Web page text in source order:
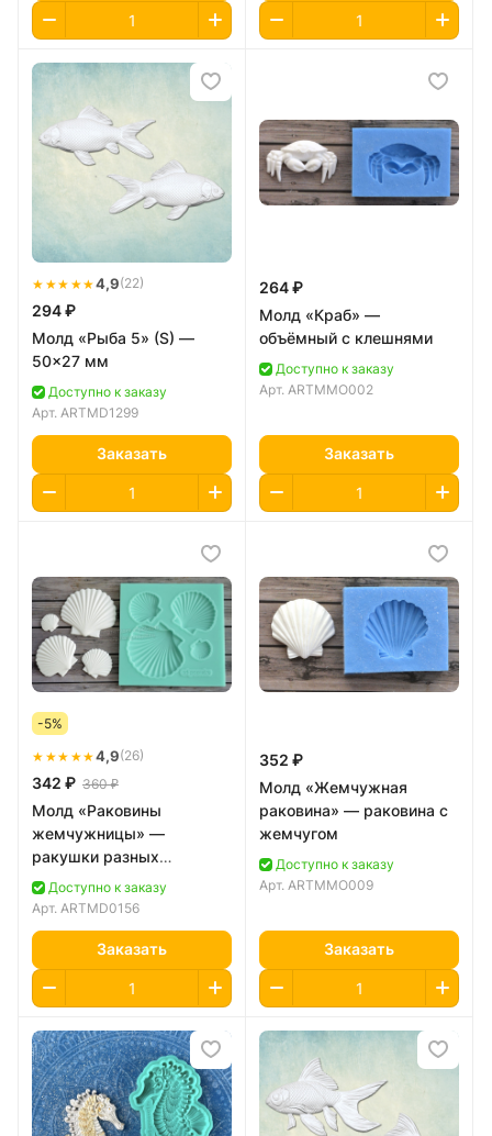
★★★★★4,9(22)
294 ₽
Молд «Рыба 5» (S) —
50×27 мм
Доступно к заказу
Арт. ARTMD1299
Заказать
264 ₽
Молд «Краб» —
объёмный с клешнями
Доступно к заказу
Арт. ARTMMO002
Заказать
-5%
★★★★★4,9(26)
342 ₽ 360 ₽
Молд «Раковины
жемчужницы» —
ракушки разных
размеров
Доступно к заказу
Арт. ARTMD0156
Заказать
352 ₽
Молд «Жемчужная
раковина» — раковина с
жемчугом
Доступно к заказу
Арт. ARTMMO009
Заказать